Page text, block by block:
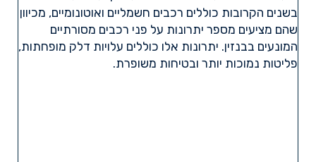
בשנים הקרובות כוללים רכבים חשמליים ואוטונומיים, מכיוון
שהם מציעים מספר יתרונות על פני רכבים מסורתיים
המונעים בבנזין. יתרונות אלו כוללים עלויות דלק מופחתות,
פליטות נמוכות יותר ובטיחות משופרת.